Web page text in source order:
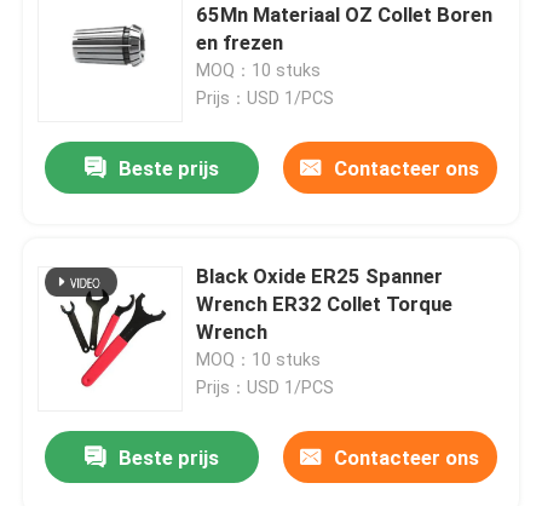
65Mn Materiaal OZ Collet Boren
en frezen
MOQ：10 stuks
Prijs：USD 1/PCS
Beste prijs Contacteer ons
Black Oxide ER25 Spanner
Wrench ER32 Collet Torque
Wrench
MOQ：10 stuks
Prijs：USD 1/PCS
Beste prijs Contacteer ons